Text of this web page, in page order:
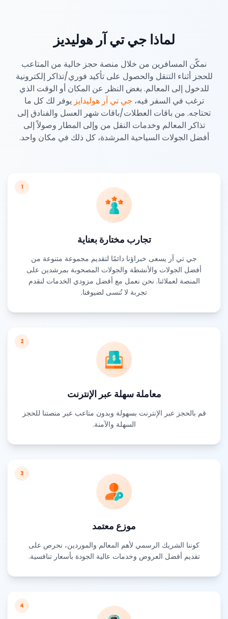
لماذا جي تي آر هوليديز
نمكّن المسافرين من خلال منصة حجز خالية من المتاعب
للحجز أثناء التنقل والحصول على تأكيد فوري/تذاكر إلكترونية
للدخول إلى المعالم. بغض النظر عن المكان أو الوقت الذي
ترغب في السفر فيه، جي تي آر هوليدايز يوفر لك كل ما
تحتاجه. من باقات العطلات/باقات شهر العسل والفنادق إلى
تذاكر المعالم وخدمات النقل من وإلى المطار وصولاً إلى
أفضل الجولات السياحية المرشدة، كل ذلك في مكان واحد.
تجارب مختارة بعناية
جي تي آر يسعى خبراؤنا دائمًا لتقديم مجموعة متنوعة من
أفضل الجولات والأنشطة والجولات المصحوبة بمرشدين على
المنصة لعملائنا. نحن نعمل مع أفضل مزودي الخدمات لنقدم
تجربة لا تُنسى لضيوفنا.
1
معاملة سهلة عبر الإنترنت
قم بالحجز عبر الإنترنت بسهولة وبدون متاعب عبر منصتنا للحجز
السهلة والآمنة.
2
موزع معتمد
كوننا الشريك الرسمي لأهم المعالم والموردين، نحرص على
تقديم أفضل العروض وخدمات عالية الجودة بأسعار تنافسية.
3
4